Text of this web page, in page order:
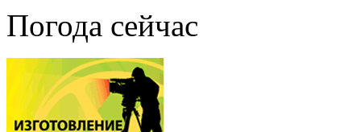
Погода сейчас